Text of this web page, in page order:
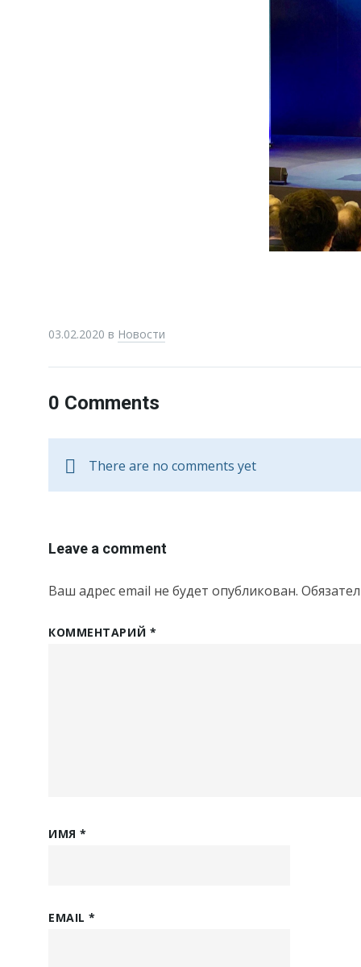
03.02.2020 в Новости
0 Comments
There are no comments yet
Leave a comment
Ваш адрес email не будет опубликован.
КОММЕНТАРИЙ *
ИМЯ*
EMAIL*